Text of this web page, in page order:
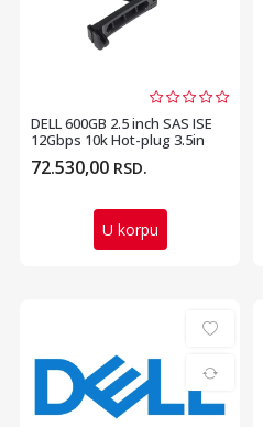
DELL 600GB 2.5 inch SAS ISE
12Gbps 10k Hot-plug 3.5in
Hyb Carrier c...
72.530,00 RSD.
U korpu